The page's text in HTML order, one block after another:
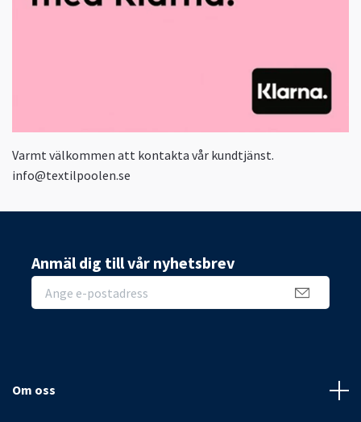
Varmt välkommen att kontakta vår kundtjänst.
info@textilpoolen.se
Anmäl dig till vår nyhetsbrev
Om oss